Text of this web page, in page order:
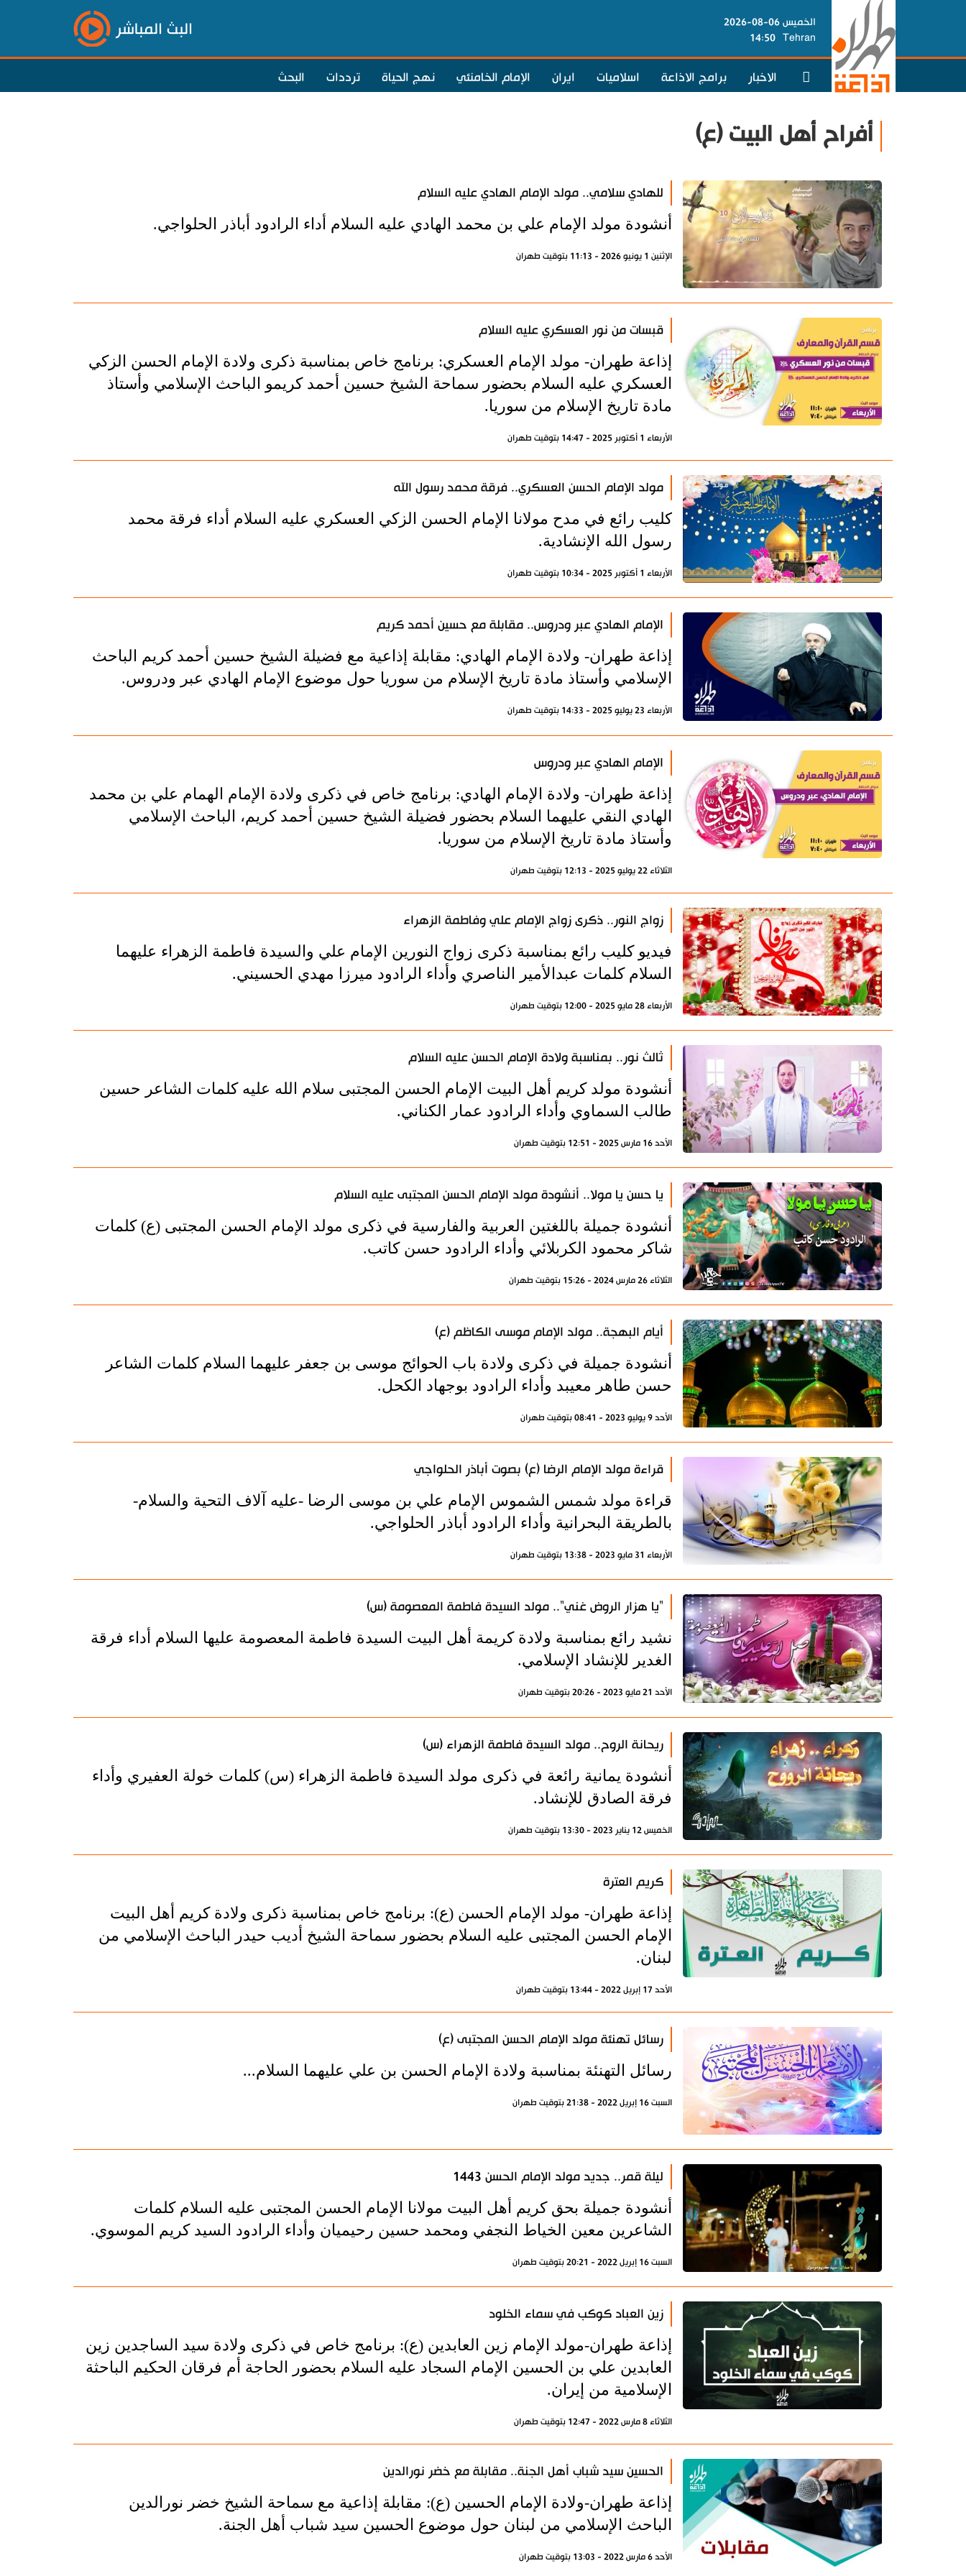
الخميس 06-08-2026
Tehran
14:50 البث المباشر
الاخبار برامج الاذاعة اسلاميات ايران الإمام الخامنئي نهج الحياة ترددات البحث
أفراح أهل البيت (ع)
للهادي سلامي.. مولد الإمام الهادي عليه السلام
أنشودة مولد الإمام علي بن محمد الهادي عليه السلام أداء الرادود أباذر الحلواجي.
الإثنين 1 يونيو 2026 - 11:13 بتوقيت طهران
قبسات من نور العسكري عليه السلام
إذاعة طهران- مولد الإمام العسكري: برنامج خاص بمناسبة ذكرى ولادة الإمام الحسن الزكي
العسكري عليه السلام بحضور سماحة الشيخ حسين أحمد كريمو الباحث الإسلامي وأستاذ
مادة تاريخ الإسلام من سوريا.
الأربعاء 1 أكتوبر 2025 - 14:47 بتوقيت طهران
مولد الإمام الحسن العسكري.. فرقة محمد رسول الله
كليب رائع في مدح مولانا الإمام الحسن الزكي العسكري عليه السلام أداء فرقة محمد
رسول الله الإنشادية.
الأربعاء 1 أكتوبر 2025 - 10:34 بتوقيت طهران
الإمام الهادي عبر ودروس.. مقابلة مع حسين أحمد كريم
إذاعة طهران- ولادة الإمام الهادي: مقابلة إذاعية مع فضيلة الشيخ حسين أحمد كريم الباحث
الإسلامي وأستاذ مادة تاريخ الإسلام من سوريا حول موضوع الإمام الهادي عبر ودروس.
الأربعاء 23 يوليو 2025 - 14:33 بتوقيت طهران
الإمام الهادي عبر ودروس
إذاعة طهران- ولادة الإمام الهادي: برنامج خاص في ذكرى ولادة الإمام الهمام علي بن محمد
الهادي النقي عليهما السلام بحضور فضيلة الشيخ حسين أحمد كريم، الباحث الإسلامي
وأستاذ مادة تاريخ الإسلام من سوريا.
الثلاثاء 22 يوليو 2025 - 12:13 بتوقيت طهران
زواج النور.. ذكرى زواج الإمام علي وفاطمة الزهراء
فيديو كليب رائع بمناسبة ذكرى زواج النورين الإمام علي والسيدة فاطمة الزهراء عليهما
السلام كلمات عبدالأمير الناصري وأداء الرادود ميرزا مهدي الحسيني.
الأربعاء 28 مايو 2025 - 12:00 بتوقيت طهران
ثالث نور.. بمناسبة ولادة الإمام الحسن عليه السلام
أنشودة مولد كريم أهل البيت الإمام الحسن المجتبى سلام الله عليه كلمات الشاعر حسين
طالب السماوي وأداء الرادود عمار الكناني.
الأحد 16 مارس 2025 - 12:51 بتوقيت طهران
يا حسن يا مولا.. أنشودة مولد الإمام الحسن المجتبى عليه السلام
أنشودة جميلة باللغتين العربية والفارسية في ذكرى مولد الإمام الحسن المجتبى (ع) كلمات
شاكر محمود الكربلائي وأداء الرادود حسن كاتب.
الثلاثاء 26 مارس 2024 - 15:26 بتوقيت طهران
أيام البهجة.. مولد الإمام موسى الكاظم (ع)
أنشودة جميلة في ذكرى ولادة باب الحوائج موسى بن جعفر عليهما السلام كلمات الشاعر
حسن طاهر معيبد وأداء الرادود بوجهاد الكحل.
الأحد 9 يوليو 2023 - 08:41 بتوقيت طهران
قراءة مولد الإمام الرضا (ع) بصوت أباذر الحلواجي
قراءة مولد شمس الشموس الإمام علي بن موسى الرضا -عليه آلاف التحية والسلام-
بالطريقة البحرانية وأداء الرادود أباذر الحلواجي.
الأربعاء 31 مايو 2023 - 13:38 بتوقيت طهران
"يا هزار الروض غني".. مولد السيدة فاطمة المعصومة (س)
نشيد رائع بمناسبة ولادة كريمة أهل البيت السيدة فاطمة المعصومة عليها السلام أداء فرقة
الغدير للإنشاد الإسلامي.
الأحد 21 مايو 2023 - 20:26 بتوقيت طهران
ريحانة الروح.. مولد السيدة فاطمة الزهراء (س)
أنشودة يمانية رائعة في ذكرى مولد السيدة فاطمة الزهراء (س) كلمات خولة العفيري وأداء
فرقة الصادق للإنشاد.
الخميس 12 يناير 2023 - 13:30 بتوقيت طهران
كريم العترة
إذاعة طهران- مولد الإمام الحسن (ع): برنامج خاص بمناسبة ذكرى ولادة كريم أهل البيت
الإمام الحسن المجتبى عليه السلام بحضور سماحة الشيخ أديب حيدر الباحث الإسلامي من
لبنان.
الأحد 17 إبريل 2022 - 13:44 بتوقيت طهران
رسائل تهنئة مولد الإمام الحسن المجتبى (ع)
رسائل التهنئة بمناسبة ولادة الإمام الحسن بن علي عليهما السلام...
السبت 16 إبريل 2022 - 21:38 بتوقيت طهران
ليلة قمر.. جديد مولد الإمام الحسن 1443
أنشودة جميلة بحق كريم أهل البيت مولانا الإمام الحسن المجتبى عليه السلام كلمات
الشاعرين معين الخياط النجفي ومحمد حسين رحيميان وأداء الرادود السيد كريم الموسوي.
السبت 16 إبريل 2022 - 20:21 بتوقيت طهران
زين العباد كوكب في سماء الخلود
إذاعة طهران-مولد الإمام زين العابدين (ع): برنامج خاص في ذكرى ولادة سيد الساجدين زين
العابدين علي بن الحسين الإمام السجاد عليه السلام بحضور الحاجة أم فرقان الحكيم الباحثة
الإسلامية من إيران.
الثلاثاء 8 مارس 2022 - 12:47 بتوقيت طهران
الحسين سيد شباب أهل الجنة.. مقابلة مع خضر نورالدين
إذاعة طهران-ولادة الإمام الحسين (ع): مقابلة إذاعية مع سماحة الشيخ خضر نورالدين
الباحث الإسلامي من لبنان حول موضوع الحسين سيد شباب أهل الجنة.
الأحد 6 مارس 2022 - 13:03 بتوقيت طهران